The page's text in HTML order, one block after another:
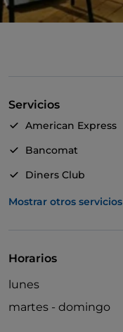
Servicios
American Express
Bancomat
Diners Club
Mastercard
Mostrar otros servicios
Horarios
lunes
martes - domingo